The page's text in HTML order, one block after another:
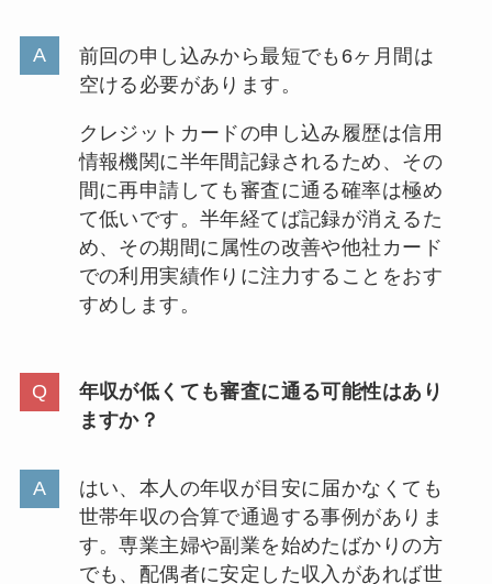
前回の申し込みから最短でも6ヶ月間は
空ける必要があります。
クレジットカードの申し込み履歴は信用
情報機関に半年間記録されるため、その
間に再申請しても審査に通る確率は極め
て低いです。半年経てば記録が消えるた
め、その期間に属性の改善や他社カード
での利用実績作りに注力することをおす
すめします。
年収が低くても審査に通る可能性はあり
ますか？
はい、本人の年収が目安に届かなくても
世帯年収の合算で通過する事例がありま
す。専業主婦や副業を始めたばかりの方
でも、配偶者に安定した収入があれば世